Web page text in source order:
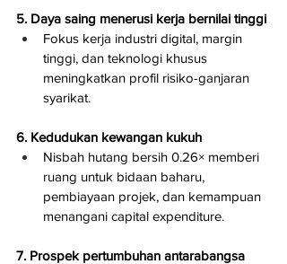
5. Daya saing menerusi kerja bernilai tinggi
Fokus kerja industri digital, margin
tinggi, dan teknologi khusus
meningkatkan profil risiko-ganjaran
syarikat.
6. Kedudukan kewangan kukuh
Nisbah hutang bersih 0.26× memberi
ruang untuk bidaan baharu,
pembiayaan projek, dan kemampuan
menangani capital expenditure.
7. Prospek pertumbuhan antarabangsa